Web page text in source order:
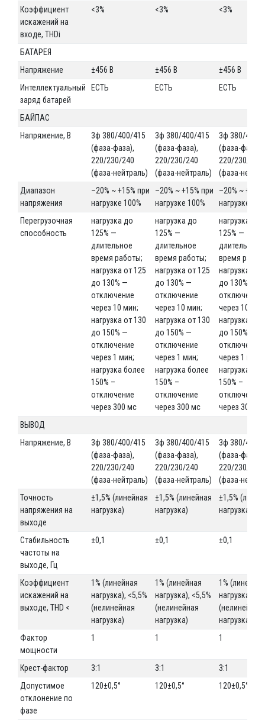
Коэффициент
искажений на
входе, THDi
<3% <3% <3%
БАТАРЕЯ
Напряжение
±456 В ±456 В
±456 В
Интеллектуальный
заряд батарей
ЕСТЬ ЕСТЬ ЕСТЬ
БАЙПАС
Напряжение, В
3ф 380/400/415
(фаза-фаза),
220/230/240
(фаза-нейтраль)
3ф 380/400/415
(фаза-фаза),
220/230/240
(фаза-нейтраль)
3ф 380/400/
(фаза-фаза),
220/230/240
(фаза-
Диапазон
напряжения
–20% ~ +15% при
нагрузке 100%
–20% ~ +15% при
нагрузке 100%
–20% ~
нагрузке
Перегрузочная
способность
нагрузка до
125% —
длительное
время работы;
нагрузка от 125
до 130% —
отключение
через 10 мин;
нагрузка от 130
до 150% —
отключение
через 1 мин;
нагрузка более
150% –
отключение
через 300 мс
нагрузка до
125% —
длительное
время работы;
нагрузка от 125
до 130% —
отключение
через 10 мин;
нагрузка от 130
до 150% —
отключение
через 1 мин;
нагрузка более
150% –
отключение
через 300 мс
нагрузка до
125% —
длительное
время
нагрузка от
до 130% —
отключение
через 10
нагрузка от
до 150% —
отключение
через 1 мин;
нагрузка
150% –
отключение
через 300 мс
ВЫВОД
Напряжение, В
3ф 380/400/415
(фаза-фаза),
220/230/240
(фаза-нейтраль)
3ф 380/400/415
(фаза-фаза),
220/230/240
(фаза-нейтраль)
3ф 380/400/
(фаза-фаза),
220/230/240
(фаза-
Точность
напряжения на
выходе
±1,5% (линейная
нагрузка)
±1,5% (линейная
нагрузка)
±1,5%
нагрузка)
Стабильность
частоты на
выходе, Гц
±0,1 ±0,1 ±0,1
Коэффициент
искажений на
выходе, THD <
1% (линейная
нагрузка), <5,5%
(нелинейная
нагрузка)
1% (линейная
нагрузка), <5,5%
(нелинейная
нагрузка)
1%
нагрузка),
(нелинейная
нагрузка)
Фактор
мощности
1 1 1
Крест-фактор 3:1 3:1
3:1
Допустимое
отклонение по
фазе
120±0,5° 120±0,5° 120±0,5°